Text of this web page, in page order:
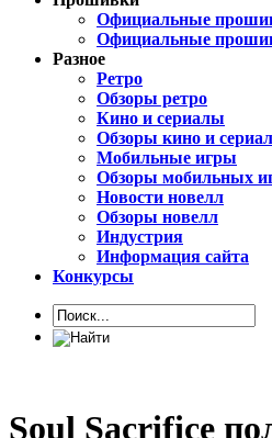
Официальные
Официальные
Разное
Ретро
Обзоры ретро
Кино и сериалы
Обзоры кино и
Мобильные игры
Обзоры мобильных
Новости новелл
Обзоры новелл
Индустрия
Информация сайта
Конкурсы
Soul Sacrifice